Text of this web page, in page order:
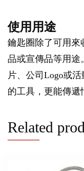
使用用途
鑰匙圈除了可用來
品或宣傳品等用途
片、公司Logo或
的工具，更能傳遞
Related